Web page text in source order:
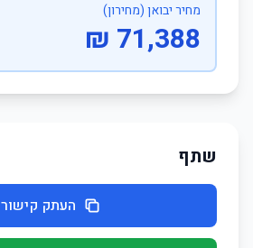
מחיר יבואן (מחירון)
71,388 ₪
שתף
העתק קישור